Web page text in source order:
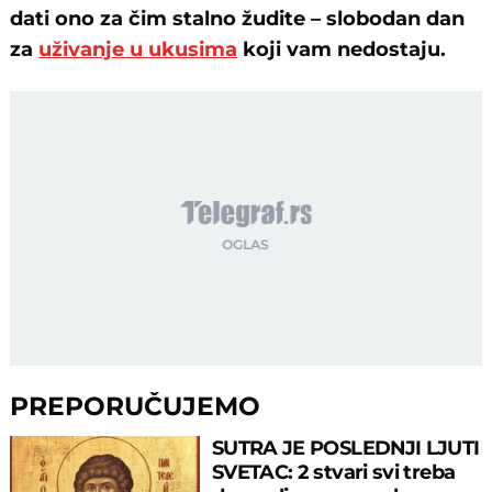
dati ono za čim stalno žudite – slobodan dan
za uživanje u ukusima koji vam nedostaju.
PREPORUČUJEMO
SUTRA JE POSLEDNJI LJUTI
SVETAC: 2 stvari svi treba